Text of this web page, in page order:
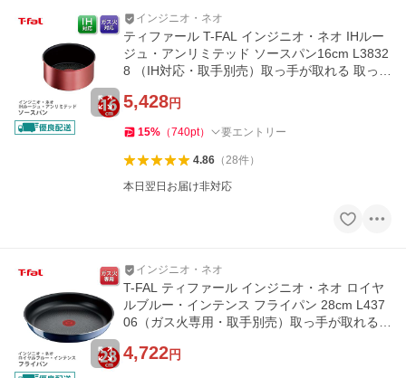
インジニオ・ネオ
ティファール T-FAL インジニオ・ネオ IHルー
ジュ・アンリミテッド ソースパン16cm L3832
8 （IH対応・取手別売）取っ手が取れる 取っ手
5,428円
15% （740pt） 要エントリー
4.86（28件）
本日翌日お届け非対応
インジニオ・ネオ
T-FAL ティファール インジニオ・ネオ ロイヤ
ルブルー・インテンス フライパン 28cm L437
06（ガス火専用・取手別売）取っ手が取れる
4,722円